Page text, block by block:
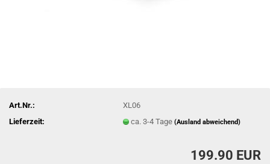
Art.Nr.:
XL06
Lieferzeit:
ca. 3-4 Tage(Ausland abweichend)
199.90 EUR